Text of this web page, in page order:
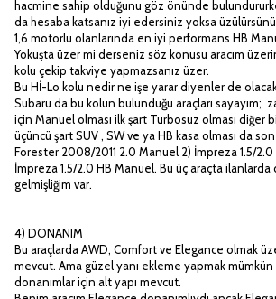
hacmine sahip olduğunu göz önünde
da hesaba katsanız iyi edersiniz yoksa
1,6 motorlu olanlarında en iyi performans HB
Yokuşta üzer mi derseniz söz konusu aracım
kolu çekip takviye yapmazsanız üzer.
Bu Hİ-Lo kolu nedir ne işe yarar diyenler de
Subaru da bu kolun bulunduğu araçları sayayım;
için Manuel olması ilk şart Turbosuz olması diğer
üçüncü şart SUV , SW ve ya HB kasa olması da
Forester 2008/2011 2.0 Manuel 2) İmpreza 1.5/2.0
İmpreza 1.5/2.0 HB Manuel. Bu üç araçta
gelmişliğim var.
4) DONANIM
Bu araçlarda AWD, Comfort ve Elegance olmak
mevcut. Ama güzel yanı ekleme yapmak
donanımlar için alt yapı mevcut.